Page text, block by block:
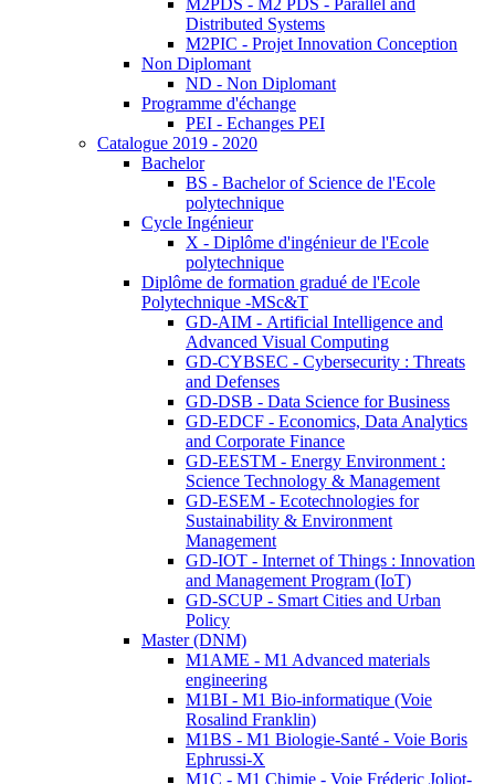
M2PDS - M2 PDS - Parallel and
Distributed Systems
M2PIC - Projet Innovation Conception
Non Diplomant
ND - Non Diplomant
Programme d'échange
PEI - Echanges PEI
Catalogue 2019 - 2020
Bachelor
BS - Bachelor of Science de l'Ecole
polytechnique
Cycle Ingénieur
X - Diplôme d'ingénieur de l'Ecole
polytechnique
Diplôme de formation gradué de l'Ecole
Polytechnique -MSc&T
GD-AIM - Artificial Intelligence and
Advanced Visual Computing
GD-CYBSEC - Cybersecurity : Threats
and Defenses
GD-DSB - Data Science for Business
GD-EDCF - Economics, Data Analytics
and Corporate Finance
GD-EESTM - Energy Environment :
Science Technology & Management
GD-ESEM - Ecotechnologies for
Sustainability & Environment
Management
GD-IOT - Internet of Things : Innovation
and Management Program (IoT)
GD-SCUP - Smart Cities and Urban
Policy
Master (DNM)
M1AME - M1 Advanced materials
engineering
M1BI - M1 Bio-informatique (Voie
Rosalind Franklin)
M1BS - M1 Biologie-Santé - Voie Boris
Ephrussi-X
M1C - M1 Chimie - Voie Fréderic Joliot-